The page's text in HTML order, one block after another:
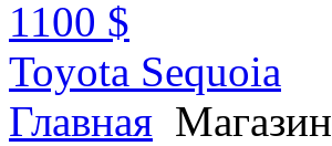
1100 $
Toyota Sequoia
Главная Магазин